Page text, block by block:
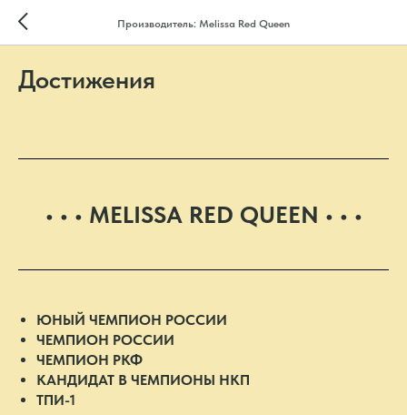
Производитель: Melissa Red Queen
Достижения
• • • MELISSA RED QUEEN • • •
ЮНЫЙ ЧЕМПИОН РОССИИ
ЧЕМПИОН РОССИИ
ЧЕМПИОН РКФ
КАНДИДАТ В ЧЕМПИОНЫ НКП
ТПИ-1